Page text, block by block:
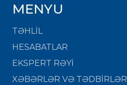
MENYU
TƏHLİL
HESABATLAR
EKSPERT RƏYİ
XƏBƏRLƏR VƏ TƏDBİRLƏR